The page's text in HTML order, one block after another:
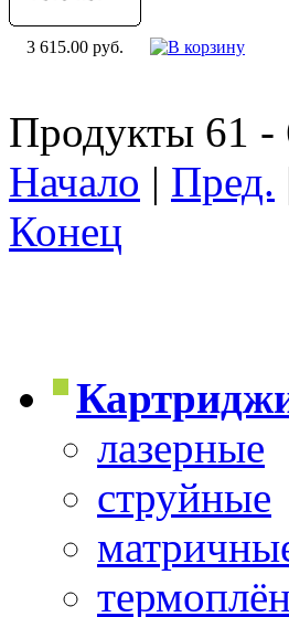
3 615.00 руб.
Продукты 61 -
Начало | Пред.
Конец
лазерные
струйные